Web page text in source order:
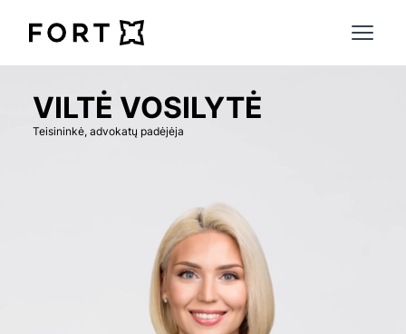
FortLegal
Open
VILTĖ VOSILYTĖ
Teisininkė, advokatų padėjėja